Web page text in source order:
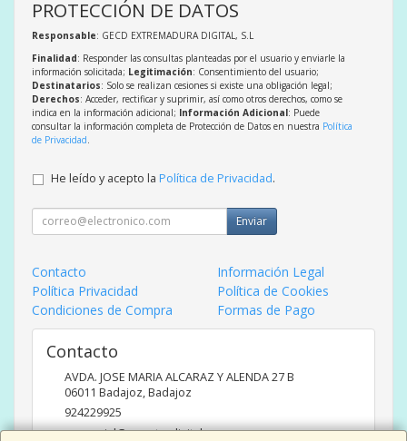
PROTECCIÓN DE DATOS
Responsable: GECD EXTREMADURA DIGITAL, S.L
Finalidad: Responder las consultas planteadas por el usuario y enviarle la
información solicitada; Legitimación: Consentimiento del usuario;
Destinatarios: Solo se realizan cesiones si existe una obligación legal;
Derechos: Acceder, rectificar y suprimir, así como otros derechos, como se
indica en la información adicional; Información Adicional: Puede
consultar la información completa de Protección de Datos en nuestra Política
de Privacidad.
He leído y acepto la Política de Privacidad.
Enviar
Contacto
Información Legal
Política Privacidad
Política de Cookies
Condiciones de Compra
Formas de Pago
Contacto
AVDA. JOSE MARIA ALCARAZ Y ALENDA 27 B
06011 Badajoz,Badajoz
924229925
comercial@caracterdigital.com